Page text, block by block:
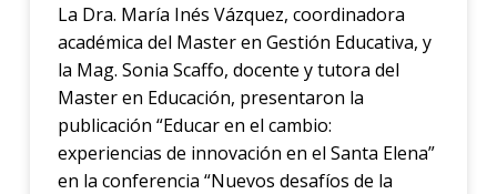
La Dra. María Inés Vázquez, coordinadora
académica del Master en Gestión Educativa, y
la Mag. Sonia Scaffo, docente y tutora del
Master en Educación, presentaron la
publicación “Educar en el cambio:
experiencias de innovación en el Santa Elena”
en la conferencia “Nuevos desafíos de la